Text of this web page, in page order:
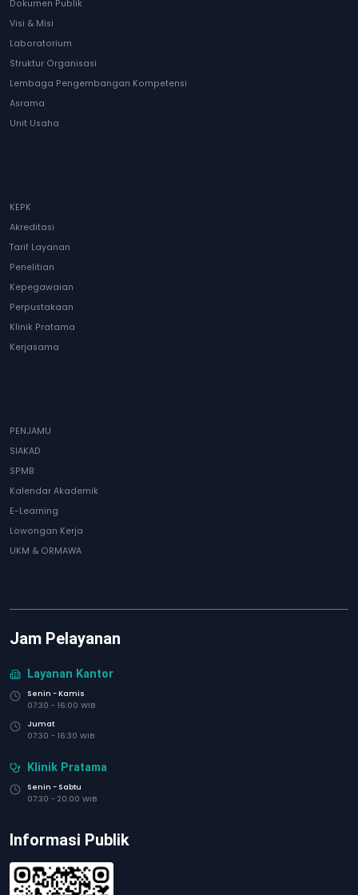
Dokumen Publik
Visi & Misi
Laboratorium
Struktur Organisasi
Lembaga Pengembangan Kompetensi
Asrama
Unit Usaha
KEPK
Akreditasi
Tarif Layanan
Penelitian
Kepegawaian
Perpustakaan
Klinik Pratama
Kerjasama
PENJAMU
SIAKAD
SPMB
Kalendar Akademik
E-Learning
Lowongan Kerja
UKM & ORMAWA
Jam Pelayanan
Layanan Kantor
Senin - Kamis
07:30 - 16:00 WIB
Jumat
07:30 - 16:30 WIB
Klinik Pratama
Senin - Sabtu
07:30 - 20:00 WIB
Informasi Publik